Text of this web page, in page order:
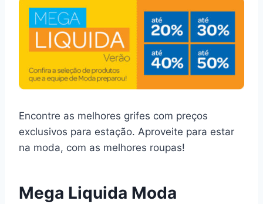
Encontre as melhores grifes com preços
exclusivos para estação. Aproveite para estar
na moda, com as melhores roupas!
Mega Liquida Moda